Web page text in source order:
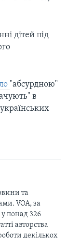
дітей під
"абсурдною"
в
та
VOA, за
понад 326
авторства
декількох